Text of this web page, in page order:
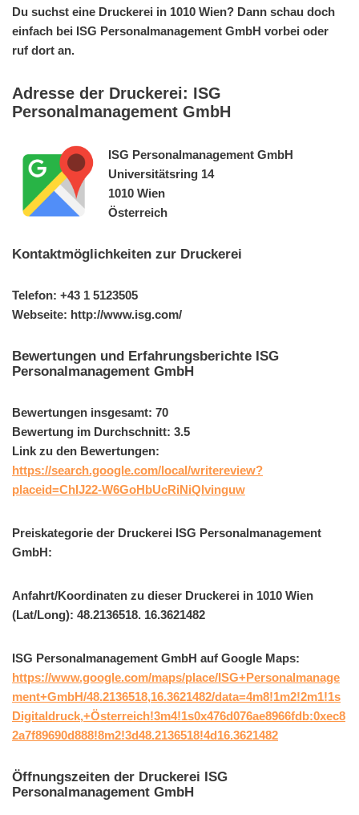
Du suchst eine Druckerei in 1010 Wien? Dann schau doch
einfach bei ISG Personalmanagement GmbH vorbei oder
ruf dort an.
Adresse der Druckerei: ISG
Personalmanagement GmbH
ISG Personalmanagement GmbH
Universitätsring 14
1010 Wien
Österreich
Kontaktmöglichkeiten zur Druckerei
Telefon: +43 1 5123505
Webseite: http://www.isg.com/
Bewertungen und Erfahrungsberichte ISG
Personalmanagement GmbH
Bewertungen insgesamt: 70
Bewertung im Durchschnitt: 3.5
Link zu den Bewertungen:
https://search.google.com/local/writereview?
placeid=ChIJ22-W6GoHbUcRiNiQlvinguw
Preiskategorie der Druckerei ISG Personalmanagement
GmbH:
Anfahrt/Koordinaten zu dieser Druckerei in 1010 Wien
(Lat/Long): 48.2136518. 16.3621482
ISG Personalmanagement GmbH auf Google Maps:
https://www.google.com/maps/place/ISG+Personalmanage
ment+GmbH/48.2136518,16.3621482/data=4m8!1m2!2m1!1s
Digitaldruck,+Österreich!3m4!1s0x476d076ae8966fdb:0xec8
2a7f89690d888!8m2!3d48.2136518!4d16.3621482
Öffnungszeiten der Druckerei ISG
Personalmanagement GmbH